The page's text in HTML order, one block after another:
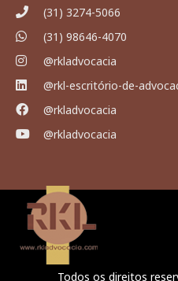
(31) 3274-5066
(31) 98646-4070
@rkladvocacia
@rkl-escritório-de-
@rkladvocacia
@rkladvocacia
Todos os direitos